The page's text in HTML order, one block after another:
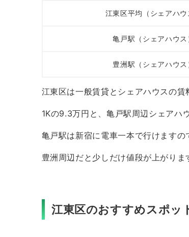
江東区平均（シェアハウ
亀戸駅（シェアハウス
豊洲駅（シェアハウス
江東区は一般賃貸とシェアハウスの賃
1Kの9.3万円と、亀戸駅周辺シェアハ
亀戸駅は新宿に電車一本で行けますの
豊洲周辺だと少しだけ値段が上がり
江東区のおすすめスポッ